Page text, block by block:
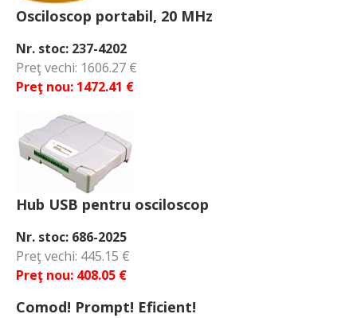
Osciloscop portabil, 20 MHz
Nr. stoc: 237-4202
Preţ vechi: 1606.27 €
Preţ nou: 1472.41 €
Hub USB pentru osciloscop
Nr. stoc: 686-2025
Preţ vechi: 445.15 €
Preţ nou: 408.05 €
Comod! Prompt! Eficient!